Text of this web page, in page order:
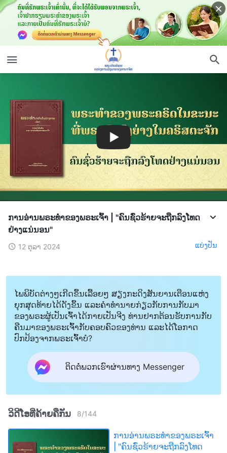
ການອ່ານພຣະທຳຂອງພຣະເຈົ້າ | "ຄົນຊົ່ວຮ້າຍຈະຖືກລົງໂທດ
ຢ່າງແນ່ນອນ"
12 ຕຸລາ 2024 ແບ່ງປັນ
ໄພພິບັດຕ່າງໆເກີດຂຶ້ນເລື້ອຍໆ ສຽງກະດິງສັນຍານເຕືອນແຫ່ງ
ຍຸກສຸດທ້າຍໄດ້ດັງຂຶ້ນ ແລະຄໍາທໍານາຍກ່ຽວກັບການກັບມາ
ຂອງພຣະຜູ້ເປັນເຈົ້າໄດ້ກາຍເປັນຈີງ ທ່ານຢາກຕ້ອນຮັບການກັບ
ຄືນມາຂອງພຣະເຈົ້າກັບຄອບຄົວຂອງທ່ານ ແລະໄດ້ໂອກາດ
ປົກປ້ອງຈາກພຣະເຈົ້າບໍ?
ຕິດຕໍ່ພວກເຮົາຜ່ານທາງ Messenger
ວິດີໂອທີ່ຄ້າຍຄືກັນ 8/144
ການອ່ານພຣະທຳຂອງພຣະເຈົ້າ
| "ຄົນຊົ່ວຮ້າຍຈະຖືກລົງໂທດ